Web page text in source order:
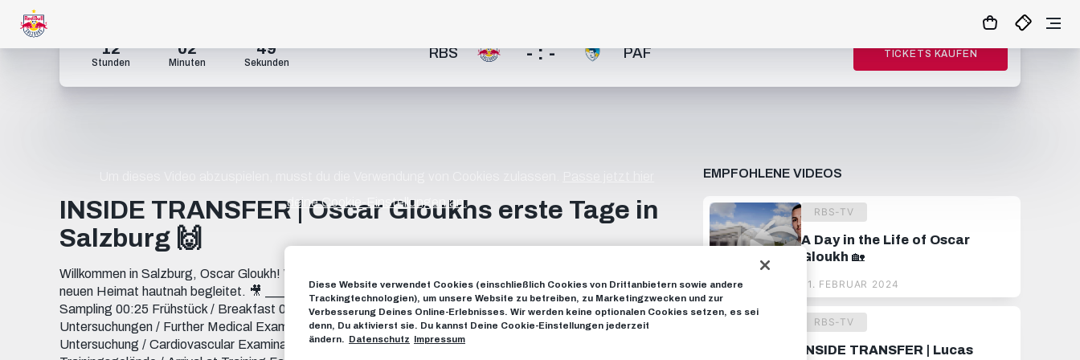
12
Stunden
02
Minuten
48
Sekunden
RBS - : - PAF TICKETS KAUFEN
deine Cookie-Einstellungen an.
INSIDE TRANSFER | Oscar Gloukhs erste Tage in
Salzburg 🙌
Willkommen in Salzburg, Oscar Gloukh! Wir haben den israelischen Youngster bei den ersten Schritten in seiner
neuen Heimat hautnah begleitet. 🎥 _______________________ 00:00 Intro 00:16 Blutabnahme / Blood
Sampling 00:25 Frühstück / Breakfast 00:35 MRI-Untersuchung / MRI Examination 02:02 Weitere medizinische
Untersuchungen / Further Medical Examinations 02:35 Mittagessen / Lunch 02:46 Kardiologische
Untersuchung / Cardiovascular Examination 03:44 Medientermine / Media Appointments 05:24 Ankunft
EMPFOHLENE VIDEOS
RBS-TV
A Day in the Life of Oscar
Gloukh 🏡
21. FEBRUAR 2024
RBS-TV
INSIDE TRANSFER | Lucas
Diese Website verwendet Cookies (einschließlich Cookies von Drittanbietern sowie andere
Trackingtechnologien), um unsere Website zu betreiben, zu Marketingzwecken und zur
Verbesserung Deines Online-Erlebnisses. Wir werden keine optionalen Cookies setzen, es sei
denn, Du aktivierst sie. Du kannst Deine Cookie-Einstellungen jederzeit
ändern. Datenschutz Impressum